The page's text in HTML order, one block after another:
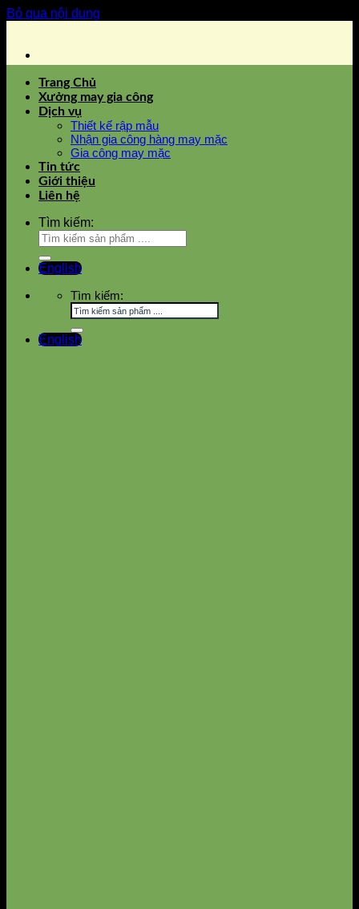
Bỏ qua nội dung
Trang Chủ
Xưởng may gia công
Dịch vụ
Thiết kế rập mẫu
Nhận gia công hàng may mặc
Gia công may mặc
Tin tức
Giới thiệu
Liên hệ
Tìm kiếm:
English
Tìm kiếm:
English